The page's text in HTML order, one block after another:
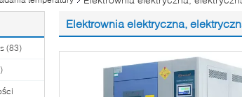
(83)
Elektrownia elektryczna,